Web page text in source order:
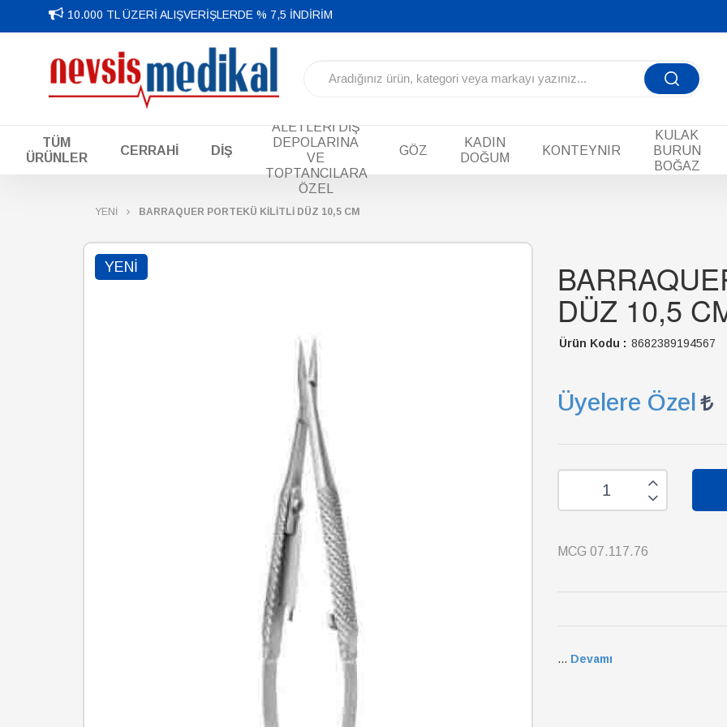
10.000 TL ÜZERİ ALIŞVERİŞLERDE % 7,5 İNDİRİM
TÜM
ÜRÜNLER
CERRAHİ DİŞ
ALETLERİ DİŞ
DEPOLARINA
VE
TOPTANCILARA
ÖZEL
GÖZ
KADIN
DOĞUM
KONTEYNIR
KULAK
BURUN
BOĞAZ
YENİ BARRAQUER PORTEKÜ KİLİTLİ DÜZ 10,5 CM
YENI
DÜZ 10,5
Ürün Kodu : 8682389194567
Üyelere Özel
MCG 07.117.76
... Devamı